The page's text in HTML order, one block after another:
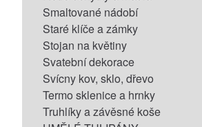
Smaltované nádobí
Staré klíče a zámky
Stojan na květiny
Svatební dekorace
Svícny kov, sklo, dřevo
Termo sklenice a hrnky
Truhlíky a závěsné koše